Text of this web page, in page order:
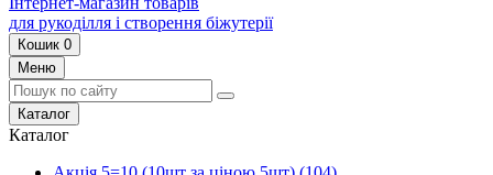
для рукоділля і створення біжутерії
Кошик 0
Меню
Каталог
Каталог